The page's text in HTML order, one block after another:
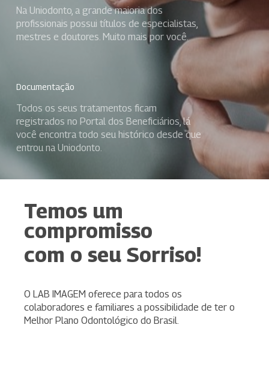
Na Uniodonto, a grande maioria dos
profissionais possui títulos de especialistas,
mestres e doutores. Muito mais por você.
Documentação
Todos os seus tratamentos ficam
registrados no Portal dos Beneficiários, lá
você encontra todo seu histórico desde que
entrou na Uniodonto.
Temos um
compromisso
com o seu Sorriso!
O LAB IMAGEM oferece para todos os
colaboradores e familiares a possibilidade de ter o
Melhor Plano Odontológico do Brasil.